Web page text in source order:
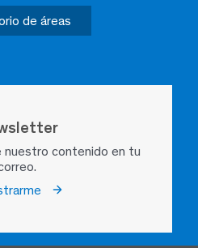
de áreas
nuestro contenido en tu